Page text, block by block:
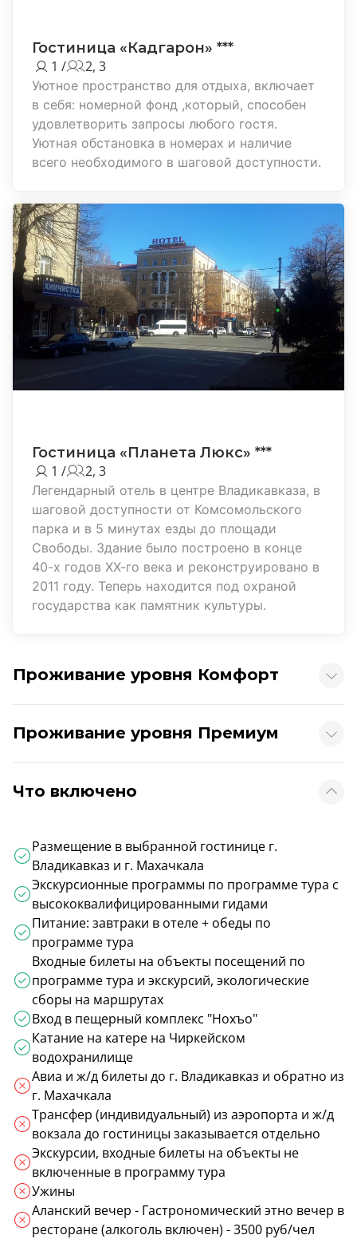
Гостиница «Кадгарон» ***
1 /
2, 3
Уютное пространство для отдыха, включает
в себя: номерной фонд ,который, способен
удовлетворить запросы любого гостя.
Уютная обстановка в номерах и наличие
всего необходимого в шаговой доступности.
Гостиница «Планета Люкс» ***
1 /
2, 3
Легендарный отель в центре Владикавказа, в
шаговой доступности от Комсомольского
парка и в 5 минутах езды до площади
Свободы. Здание было построено в конце
40-х годов ХХ-го века и реконструировано в
2011 году. Теперь находится под охраной
государства как памятник культуры.
Проживание уровня Комфорт
Проживание уровня Премиум
Что включено
Размещение в выбранной гостинице г.
Владикавказ и г. Махачкала
Экскурсионные программы по программе тура с
высококвалифицированными гидами
Питание: завтраки в отеле + обеды по
программе тура
Входные билеты на объекты посещений по
программе тура и экскурсий, экологические
сборы на маршрутах
Вход в пещерный комплекс "Нохъо"
Катание на катере на Чиркейском
водохранилище
Авиа и ж/д билеты до г. Владикавказ и обратно из
г. Махачкала
Трансфер (индивидуальный) из аэропорта и ж/д
вокзала до гостиницы заказывается отдельно
Экскурсии, входные билеты на объекты не
включенные в программу тура
Ужины
Аланский вечер - Гастрономический этно вечер в
ресторане (алкоголь включен) - 3500 руб/чел